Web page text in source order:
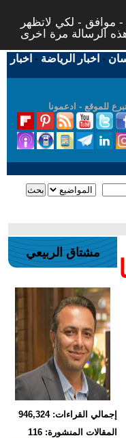
- موافق - لكي لاتظهر
- اخبار الرياضة - اخبار
للموقع - ادعمونا
مشتاق الربيعي
إجمالي القراءات: 946,324
المقالات المنشورة: 116